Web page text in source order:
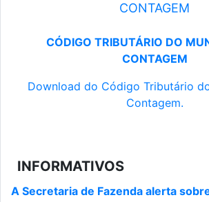
CONTAGEM
CÓDIGO TRIBUTÁRIO DO
CONTAGEM
Download do Código Tributário
Contagem.
INFORMATIVOS
A Secretaria de Fazenda alerta